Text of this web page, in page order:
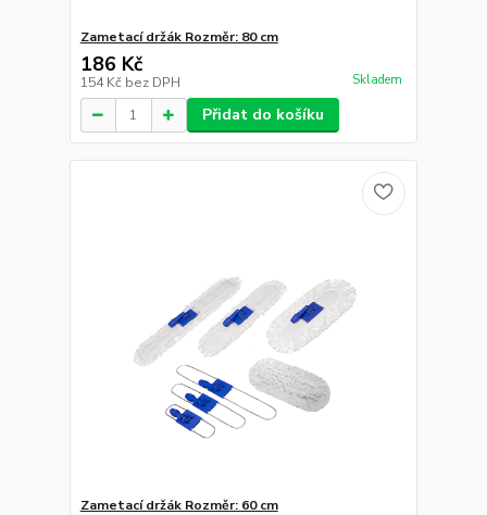
Zametací držák Rozměr: 80 cm
186 Kč
154 Kč bez DPH Skladem
Přidat do košíku
Zametací držák Rozměr: 60 cm